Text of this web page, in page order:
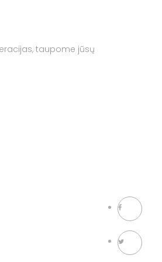
taupome jūsų